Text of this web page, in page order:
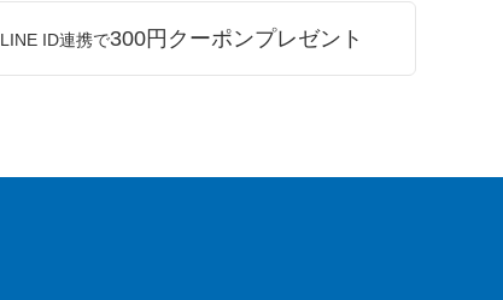
LINE ID連携で300円クーポンプレゼント